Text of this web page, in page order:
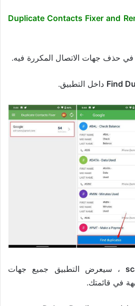
Duplicate Contacts Fixer and
حذف جهات الاتصال المكررة فيه.
Find داخل التطبيق.
، سيعرض التطبيق جميع جهات
في قائمتك.